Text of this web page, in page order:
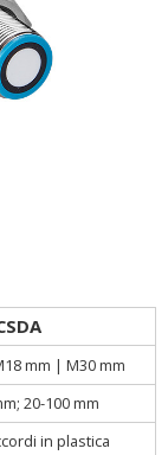
mm | M30 mm
20-100 mm
in plastica